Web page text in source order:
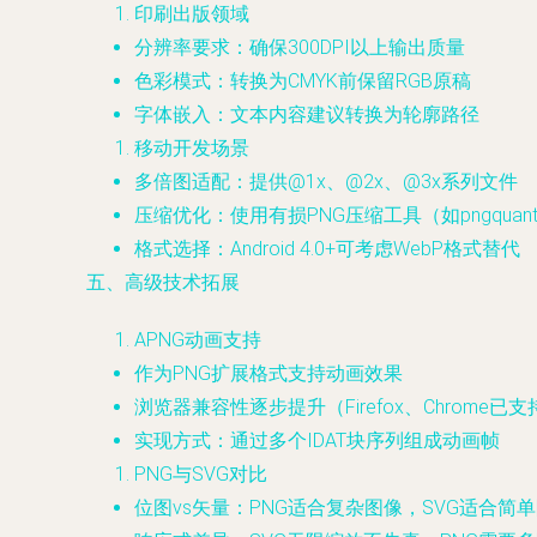
印刷出版领域
分辨率要求：确保300DPI以上输出质量
色彩模式：转换为CMYK前保留RGB原稿
字体嵌入：文本内容建议转换为轮廓路径
移动开发场景
多倍图适配：提供@1x、@2x、@3x系列文件
压缩优化：使用有损PNG压缩工具（如pngquant
格式选择：Android 4.0+可考虑WebP格式替代
五、高级技术拓展
APNG动画支持
作为PNG扩展格式支持动画效果
浏览器兼容性逐步提升（Firefox、Chrome已支
实现方式：通过多个IDAT块序列组成动画帧
PNG与SVG对比
位图vs矢量：PNG适合复杂图像，SVG适合简